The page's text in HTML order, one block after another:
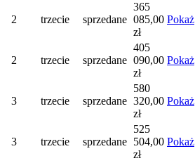
2 trzecie sprzedane
365
085,00
zł
Pokaż
2 trzecie sprzedane
405
090,00
zł
Pokaż
3 trzecie sprzedane
580
320,00
zł
Pokaż
3 trzecie sprzedane
525
504,00
zł
Pokaż